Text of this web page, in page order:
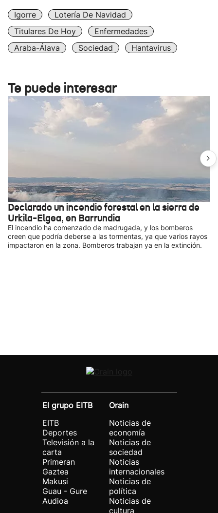
Igorre
Lotería De Navidad
Titulares De Hoy
Enfermedades
Araba-Álava
Sociedad Hantavirus
Te puede interesar
Declarado un incendio forestal en la sierra de
Urkila-Elgea, en Barrundia
El incendio ha comenzado de madrugada, y los bomberos
creen que podría deberse a las tormentas, ya que varios rayos
impactaron en la zona. Bomberos trabajan ya en la extinción.
El grupo EITB
EITB
Deportes
Televisión a la
carta
Primeran
Gaztea
Makusi
Guau - Gure
Audioa
Orain
Noticias de
economía
Noticias de
sociedad
Noticias
internacionales
Noticias de
política
Noticias de
cultura